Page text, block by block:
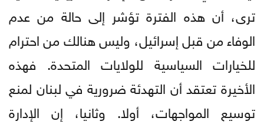
ترى، أن هذه الفترة تؤشر إلى حالة من عدم
الوفاء من قبل إسرائيل، وليس هنالك من احترام
للخيارات السياسية للولايات المتحدة. فهذه
الأخيرة تعتقد أن التهدئة ضرورية في لبنان لمنع
توسيع المواجهات، أولا. وثانيا، إن الإدارة